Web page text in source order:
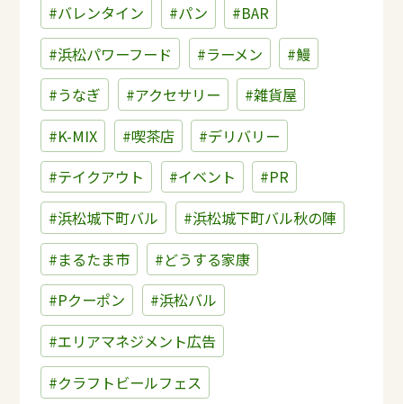
#バレンタイン
#パン
#BAR
#浜松パワーフード
#ラーメン
#鰻
#うなぎ
#アクセサリー
#雑貨屋
#K-MIX
#喫茶店
#デリバリー
#テイクアウト
#イベント
#PR
#浜松城下町バル
#浜松城下町バル秋の陣
#まるたま市
#どうする家康
#Pクーポン
#浜松バル
#エリアマネジメント広告
#クラフトビールフェス